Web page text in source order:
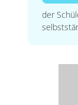
der